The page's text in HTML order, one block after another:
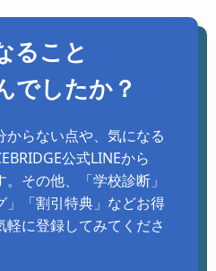
ること
でしたか？
らない点や、気になる
公式LINEから
その他、「学校診断」
」「割引特典」などお得
に登録してみてくださ